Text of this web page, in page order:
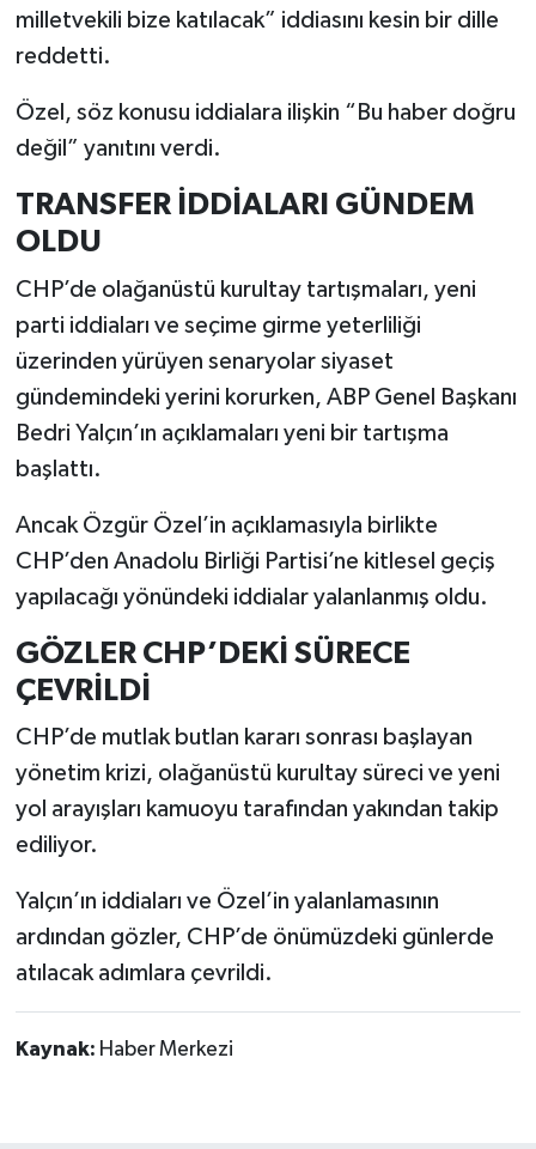
milletvekili bize katılacak” iddiasını kesin bir dille
reddetti.
Özel, söz konusu iddialara ilişkin “Bu haber doğru
değil” yanıtını verdi.
TRANSFER İDDİALARI GÜNDEM
OLDU
CHP’de olağanüstü kurultay tartışmaları, yeni
parti iddiaları ve seçime girme yeterliliği
üzerinden yürüyen senaryolar siyaset
gündemindeki yerini korurken, ABP Genel Başkanı
Bedri Yalçın’ın açıklamaları yeni bir tartışma
başlattı.
Ancak Özgür Özel’in açıklamasıyla birlikte
CHP’den Anadolu Birliği Partisi’ne kitlesel geçiş
yapılacağı yönündeki iddialar yalanlanmış oldu.
GÖZLER CHP’DEKİ SÜRECE
ÇEVRİLDİ
CHP’de mutlak butlan kararı sonrası başlayan
yönetim krizi, olağanüstü kurultay süreci ve yeni
yol arayışları kamuoyu tarafından yakından takip
ediliyor.
Yalçın’ın iddiaları ve Özel’in yalanlamasının
ardından gözler, CHP’de önümüzdeki günlerde
atılacak adımlara çevrildi.
Kaynak: Haber Merkezi